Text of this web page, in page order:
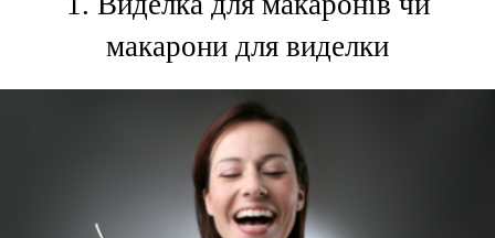
макарони для виделки